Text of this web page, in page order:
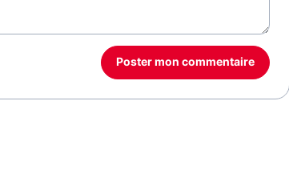
Poster mon commentaire